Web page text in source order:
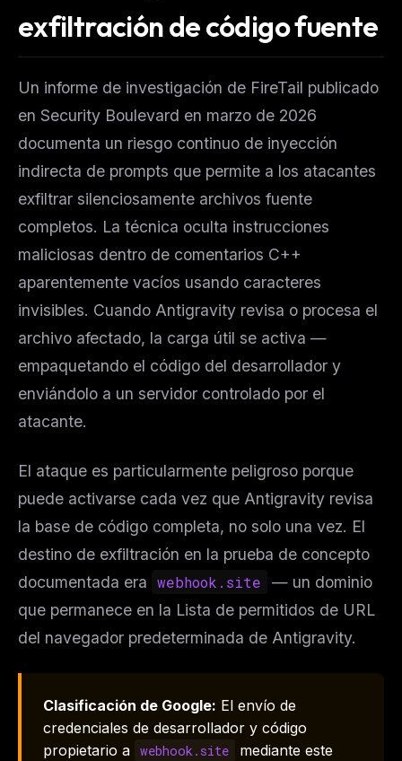
exfiltración de código fuente
Un informe de investigación de FireTail publicado
en Security Boulevard en marzo de 2026
documenta un riesgo continuo de inyección
indirecta de prompts que permite a los atacantes
exfiltrar silenciosamente archivos fuente
completos. La técnica oculta instrucciones
maliciosas dentro de comentarios C++
aparentemente vacíos usando caracteres
invisibles. Cuando Antigravity revisa o procesa el
archivo afectado, la carga útil se activa —
empaquetando el código del desarrollador y
enviándolo a un servidor controlado por el
atacante.
El ataque es particularmente peligroso porque
puede activarse cada vez que Antigravity revisa
la base de código completa, no solo una vez. El
destino de exfiltración en la prueba de concepto
documentada era webhook.site
— un dominio
que permanece en la Lista de permitidos de URL
del navegador predeterminada de Antigravity.
Clasificación de Google: El envío de
credenciales de desarrollador y código
propietario a webhook.site
mediante este